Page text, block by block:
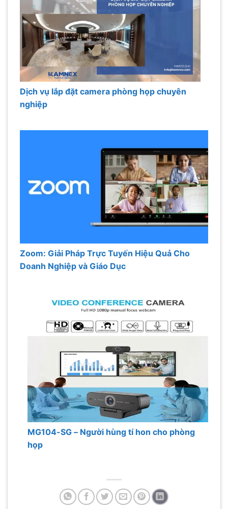
Dịch vụ lắp đặt camera phòng họp chuyên
nghiệp
Zoom: Giải Pháp Trực Tuyến Hiệu Quả Cho
Doanh Nghiệp và Giáo Dục
MG104-SG – Người hùng tí hon cho phòng
họp